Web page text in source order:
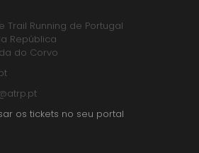
Trail Running de Portugal
República
do Corvo
os tickets no seu portal